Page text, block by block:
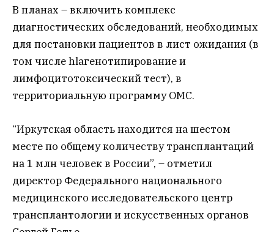
В планах – включить комплекс
диагностических обследований, необходимых
для постановки пациентов в лист ожидания (в
том числе hlaгенотипирование и
лимфоцитотоксический тест), в
территориальную программу ОМС.
“Иркутская область находится на шестом
месте по общему количеству трансплантаций
на 1 млн человек в России”, – отметил
директор Федерального национального
медицинского исследовательского центр
трансплантологии и искусственных органов